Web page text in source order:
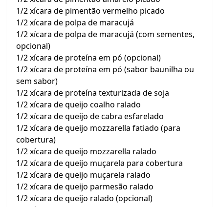
1/2 xícara de pimentão vermelho picado
1/2 xícara de polpa de maracujá
1/2 xícara de polpa de maracujá (com sementes,
opcional)
1/2 xícara de proteína em pó (opcional)
1/2 xícara de proteína em pó (sabor baunilha ou
sem sabor)
1/2 xícara de proteína texturizada de soja
1/2 xícara de queijo coalho ralado
1/2 xícara de queijo de cabra esfarelado
1/2 xícara de queijo mozzarella fatiado (para
cobertura)
1/2 xícara de queijo mozzarella ralado
1/2 xícara de queijo muçarela para cobertura
1/2 xícara de queijo muçarela ralado
1/2 xícara de queijo parmesão ralado
1/2 xícara de queijo ralado (opcional)